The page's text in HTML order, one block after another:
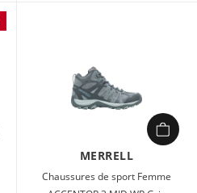
MERRELL
Chaussures de sport Femme